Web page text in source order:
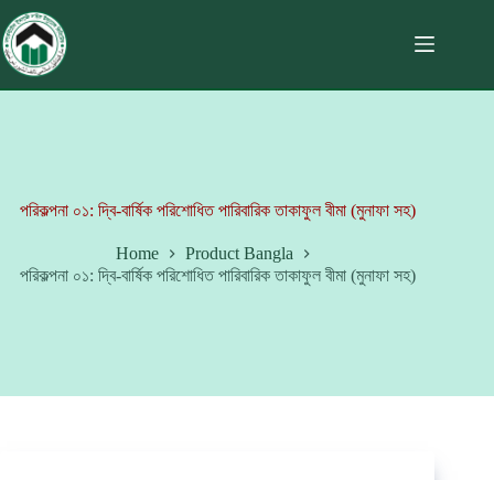
পরিকল্পনা ০১: দ্বি-বার্ষিক পরিশোধিত পারিবারিক তাকাফুল বীমা (মুনাফা সহ)
Home
Product Bangla
পরিকল্পনা ০১: দ্বি-বার্ষিক পরিশোধিত পারিবারিক তাকাফুল বীমা (মুনাফা সহ)